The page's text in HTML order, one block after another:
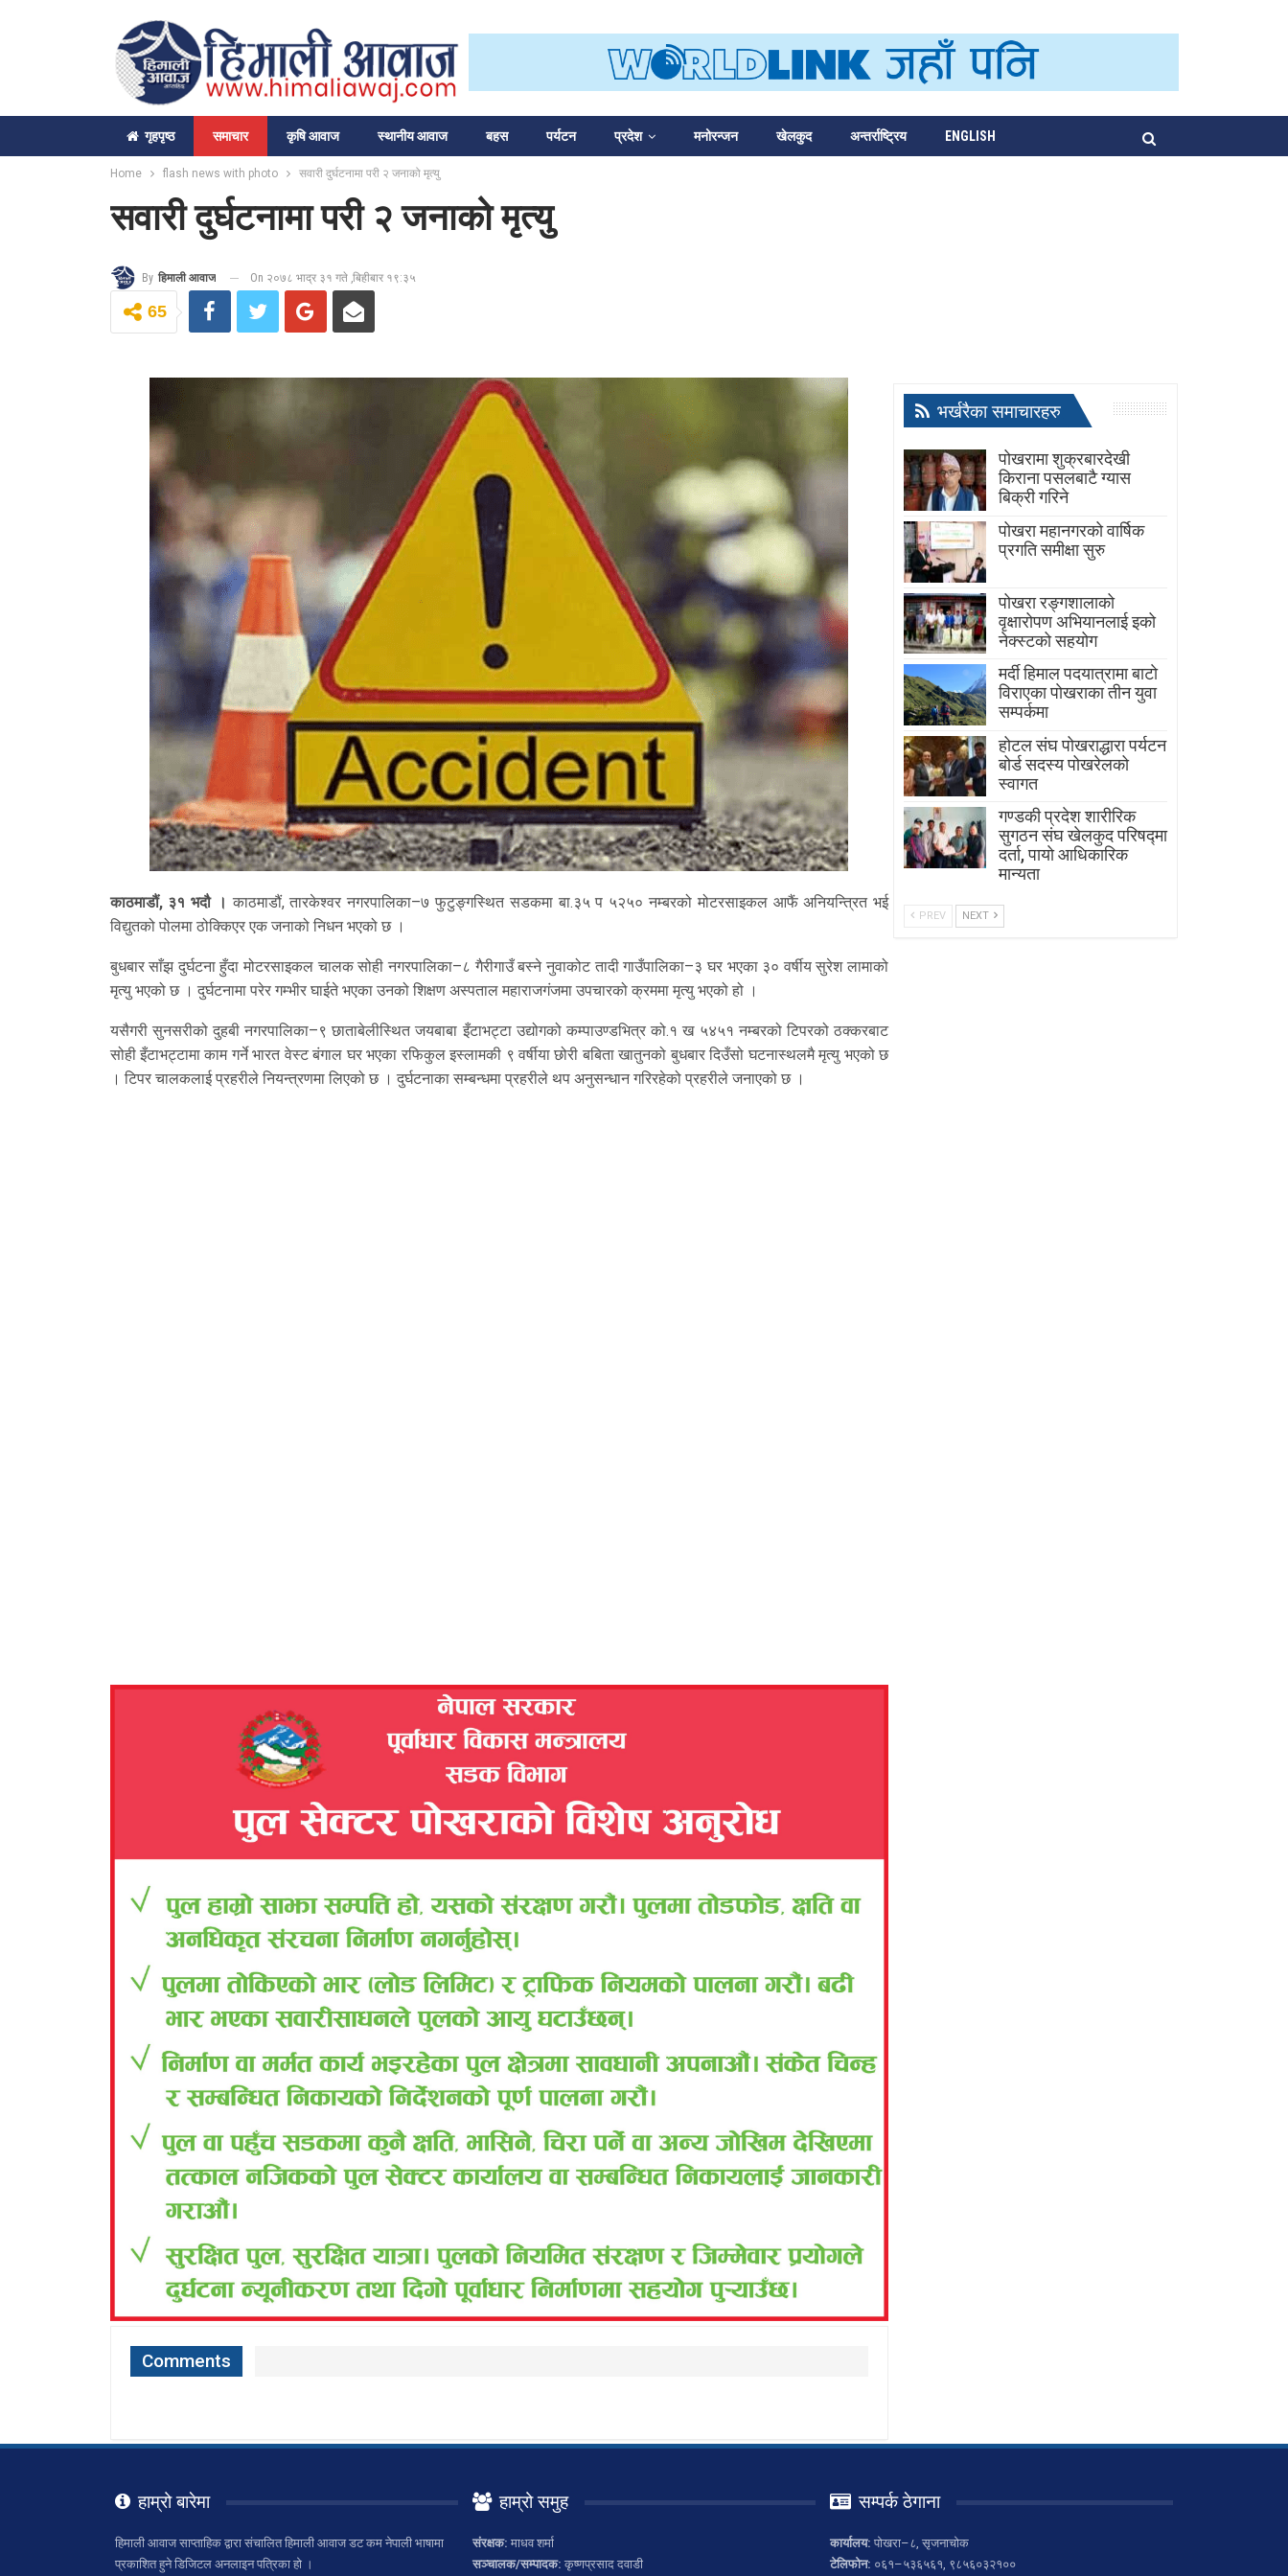
गृहपृष्‍ठ समाचार कृषि आवाज स्थानीय आवाज बहस पर्यटन प्रदेश मनोरन्जन खेलकुद अन्तर्राष्ट्रिय ENGLISH
Home flash news with photo सवारी दुर्घटनामा परी २ जनाको मृत्यु
सवारी दुर्घटनामा परी २ जनाको मृत्यु
By हिमाली आवाज On २०७८ भाद्र ३१ गते ,बिहीबार १९:३५
65
काठमाडौं, ३१ भदौ । काठमाडौं, तारकेश्वर नगरपालिका–७ फुटुङ्गस्थित सडकमा बा.३५ प ५२५० नम्बरको मोटरसाइकल आफैं अनियन्त्रित भई
विद्युतको पोलमा ठोक्किएर एक जनाको निधन भएको छ ।
बुधबार साँझ दुर्घटना हुँदा मोटरसाइकल चालक सोही नगरपालिका–८ गैरीगाउँ बस्ने नुवाकोट तादी गाउँपालिका–३ घर भएका ३० वर्षीय सुरेश लामाको
मृत्यु भएको छ । दुर्घटनामा परेर गम्भीर घाईते भएका उनको शिक्षण अस्पताल महाराजगंजमा उपचारको क्रममा मृत्यु भएको हो ।
यसैगरी सुनसरीको दुहबी नगरपालिका–९ छाताबेलीस्थित जयबाबा इँटाभट्टा उद्योगको कम्पाउण्डभित्र को.१ ख ५४५१ नम्बरको टिपरको ठक्करबाट
सोही इँटाभट्टामा काम गर्ने भारत वेस्ट बंगाल घर भएका रफिकुल इस्लामकी ९ वर्षीया छोरी बबिता खातुनको बुधबार दिउँसो घटनास्थलमै मृत्यु भएको छ
। टिपर चालकलाई प्रहरीले नियन्त्रणमा लिएको छ । दुर्घटनाका सम्बन्धमा प्रहरीले थप अनुसन्धान गरिरहेको प्रहरीले जनाएको छ ।
Comments
भर्खरैका समाचारहरु
पोखरामा शुक्रबारदेखी
किराना पसलबाटै ग्यास
बिक्री गरिने
पोखरा महानगरको वार्षिक
प्रगति समीक्षा सुरु
पोखरा रङ्गशालाको
वृक्षारोपण अभियानलाई इको
नेक्स्टको सहयोग
मर्दी हिमाल पदयात्रामा बाटाे
विराएका पाेखराका तीन युवा
सम्पर्कमा
होटल संघ पोखराद्धारा पर्यटन
बोर्ड सदस्य पोखरेलको
स्वागत
गण्डकी प्रदेश शारीरिक
सुगठन संघ खेलकुद परिषद्मा
दर्ता, पायाे आधिकारिक
मान्यता
PREV NEXT
हाम्रो बारेमा
हिमाली आवाज साप्ताहिक द्वारा संचालित हिमाली आवाज डट कम नेपाली भाषामा
प्रकाशित हुने डिजिटल अनलाइन पत्रिका हो ।
हाम्रो समुह
संरक्षक: माधव शर्मा
सञ्चालक/सम्पादक: कृष्णप्रसाद दवाडी
सम्पर्क ठेगाना
कार्यालय: पोखरा–८, सृजनाचोक
टेलिफोन: ०६१–५३६५६१, ९८५६०३२१००